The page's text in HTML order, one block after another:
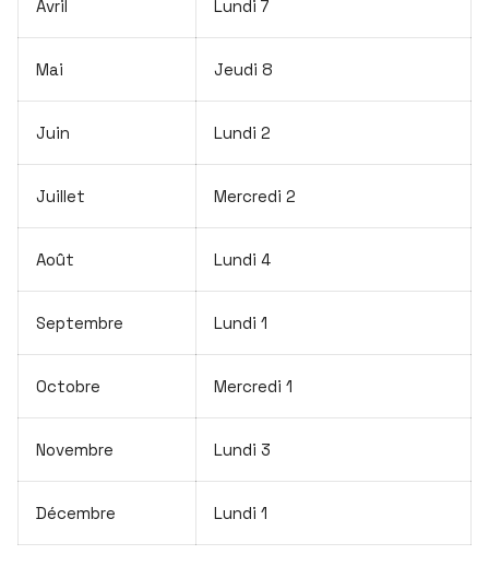
Avril Lundi 7
Mai Jeudi 8
Juin Lundi 2
Juillet Mercredi 2
Août Lundi 4
Septembre Lundi 1
Octobre Mercredi 1
Novembre Lundi 3
Décembre Lundi 1